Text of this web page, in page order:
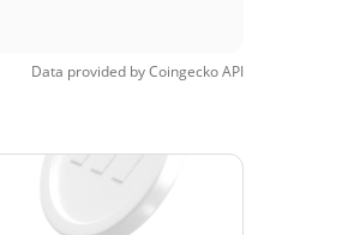
$0,00021464
$0,00000229
10.24%
Data provided byCoingeckoAPI